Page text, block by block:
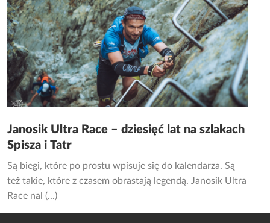
Janosik Ultra Race – dziesięć lat na szlakach
Spisza i Tatr
Są biegi, które po prostu wpisuje się do kalendarza. Są
też takie, które z czasem obrastają legendą. Janosik Ultra
Race nal (...)